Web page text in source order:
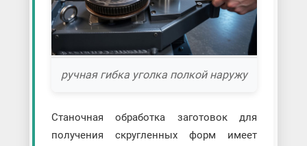
ручная гибка уголка полкой наружу
Станочная обработка заготовок для
получения скругленных форм имеет